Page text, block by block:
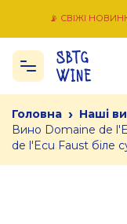
📡 СВІЖІ
Головна › Наші
Вино Domaine de
de l'Ecu Faust біле